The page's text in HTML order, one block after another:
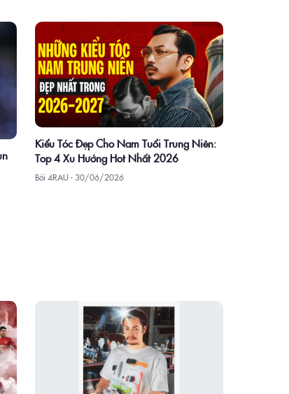
Kiểu Tóc Đẹp Cho Nam Tuổi Trung Niên:
Top 4 Xu Hướng Hot Nhất 2026
Bởi 4RAU · 30/06/2026